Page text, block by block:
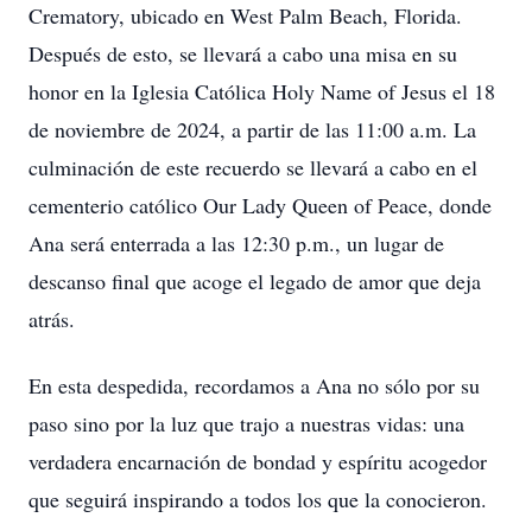
Crematory, ubicado en West Palm Beach, Florida.
Después de esto, se llevará a cabo una misa en su
honor en la Iglesia Católica Holy Name of Jesus el 18
de noviembre de 2024, a partir de las 11:00 a.m. La
culminación de este recuerdo se llevará a cabo en el
cementerio católico Our Lady Queen of Peace, donde
Ana será enterrada a las 12:30 p.m., un lugar de
descanso final que acoge el legado de amor que deja
atrás.
En esta despedida, recordamos a Ana no sólo por su
paso sino por la luz que trajo a nuestras vidas: una
verdadera encarnación de bondad y espíritu acogedor
que seguirá inspirando a todos los que la conocieron.